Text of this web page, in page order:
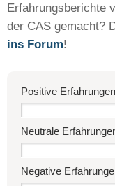
Erfahrungsberichte
der CAS gemacht?
ins Forum!
Positive Erfahrungen
Neutrale
Negative